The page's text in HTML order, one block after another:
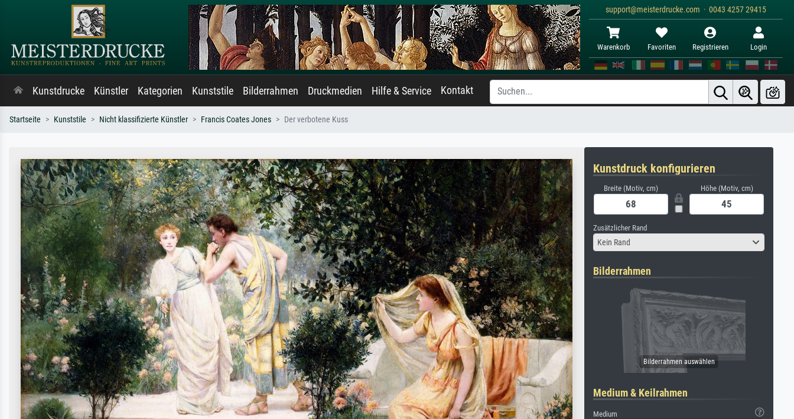
support@meisterdrucke.com · 0043 4257 29415
Warenkorb Favoriten Registrieren Login
Kunstdrucke Künstler Kategorien Kunststile Bilderrahmen Druckmedien Hilfe & Service Kontakt
Startseite Kunststile Nicht klassifizierte Künstler Francis Coates Jones Der verbotene Kuss
Kunstdruck konfigurieren
Breite (Motiv, cm) Höhe (Motiv, cm)
Zusätzlicher Rand
Kein Rand
Bilderrahmen
Medium & Keilrahmen
Medium